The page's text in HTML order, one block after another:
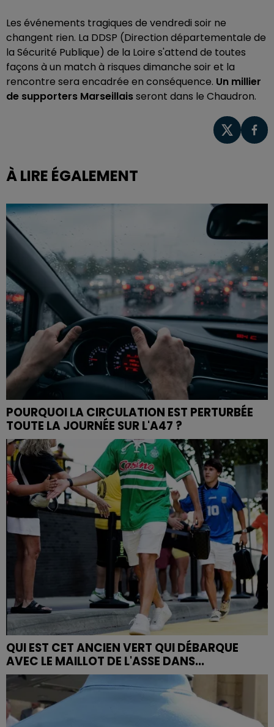
Les événements tragiques de vendredi soir ne
changent rien. La DDSP (Direction départementale de
la Sécurité Publique) de la Loire s'attend de toutes
façons à un match à risques dimanche soir et la
rencontre sera encadrée en conséquence. Un millier
de supporters Marseillaisseront dans le Chaudron.
À LIRE ÉGALEMENT
POURQUOI LA CIRCULATION EST PERTURBÉE
TOUTE LA JOURNÉE SUR L'A47 ?
QUI EST CET ANCIEN VERT QUI DÉBARQUE
AVEC LE MAILLOT DE L'ASSE DANS...